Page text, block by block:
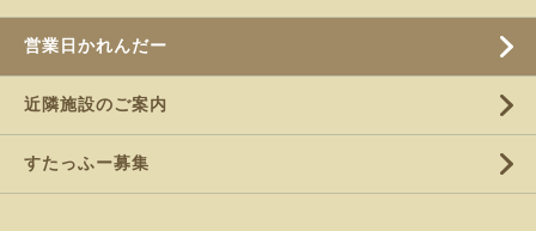
営業日かれんだー
近隣施設のご案内
すたっふー募集